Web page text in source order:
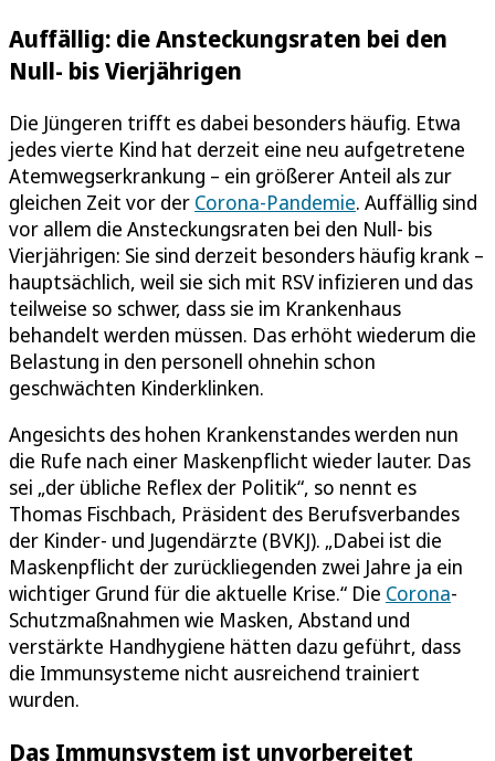
Auffällig: die Ansteckungsraten bei den
Null- bis Vierjährigen
Die Jüngeren trifft es dabei besonders häufig. Etwa
jedes vierte Kind hat derzeit eine neu aufgetretene
Atemwegserkrankung – ein größerer Anteil als zur
gleichen Zeit vor der Corona-Pandemie. Auffällig sind
vor allem die Ansteckungsraten bei den Null- bis
Vierjährigen: Sie sind derzeit besonders häufig krank –
hauptsächlich, weil sie sich mit RSV infizieren und das
teilweise so schwer, dass sie im Krankenhaus
behandelt werden müssen. Das erhöht wiederum die
Belastung in den personell ohnehin schon
geschwächten Kinderklinken.
Angesichts des hohen Krankenstandes werden nun
die Rufe nach einer Maskenpflicht wieder lauter. Das
sei „der übliche Reflex der Politik“, so nennt es
Thomas Fischbach, Präsident des Berufsverbandes
der Kinder- und Jugendärzte (BVKJ). „Dabei ist die
Maskenpflicht der zurückliegenden zwei Jahre ja ein
wichtiger Grund für die aktuelle Krise.“ Die Corona-
Schutzmaßnahmen wie Masken, Abstand und
verstärkte Handhygiene hätten dazu geführt, dass
die Immunsysteme nicht ausreichend trainiert
wurden.
Das Immunsystem ist unvorbereitet